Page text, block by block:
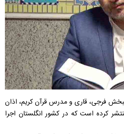
فرجی، قاری و مدرس قرآن کریم، اذان
کرده است که در کشور انگلستان اجرا